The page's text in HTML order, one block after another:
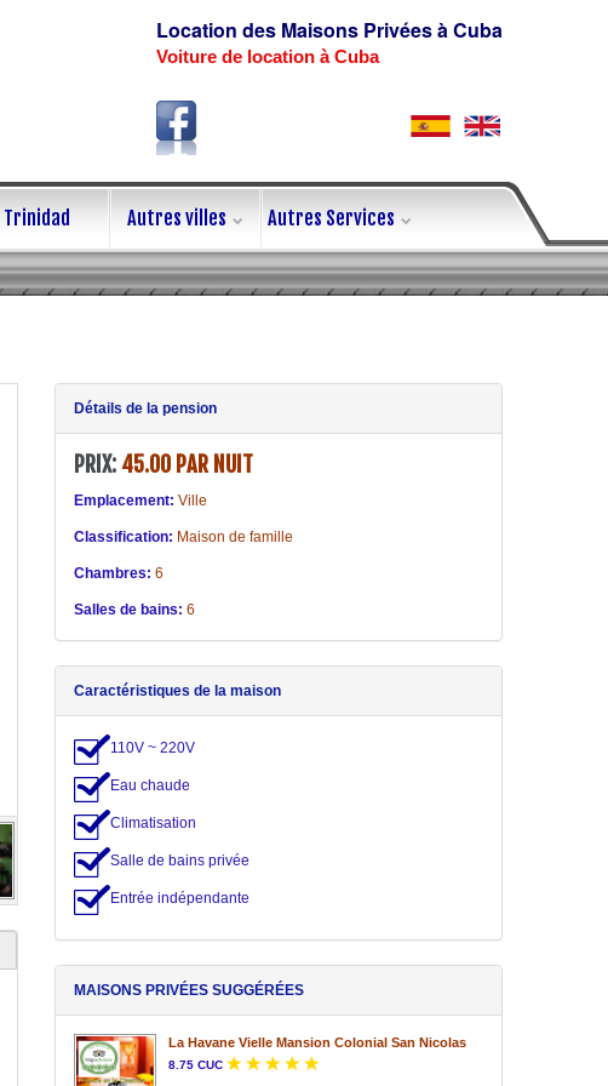
Location des Maisons Privées à Cuba
Voiture de location à Cuba
Trinidad Autres villes Autres Services
Détails de la pension
PRIX: 45.00 PAR NUIT
Emplacement: Ville
Classification: Maison de famille
Chambres: 6
Salles de bains: 6
Caractéristiques de la maison
110V ~ 220V
Eau chaude
Climatisation
Salle de bains privée
Entrée indépendante
MAISONS PRIVÉES SUGGÉRÉES
La Havane Vielle Mansion Colonial San Nicolas
8.75 CUC